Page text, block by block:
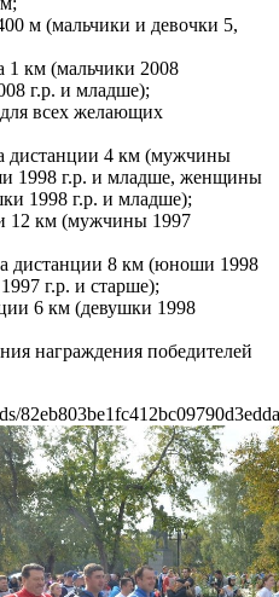
м (мальчики и девочки 5,
1 км (мальчики 2008
г.р. и младше);
всех желающих
дистанции 4 км (мужчины
1998 г.р. и младше, женщины
1998 г.р. и младше);
12 км (мужчины 1997
дистанции 8 км (юноши 1998
г.р. и старше);
6 км (девушки 1998
награждения победителей